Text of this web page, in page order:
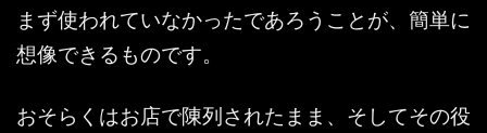
まず使われていなかったであろうことが、簡単に
想像できるものです。
おそらくはお店で陳列されたまま、そしてその役